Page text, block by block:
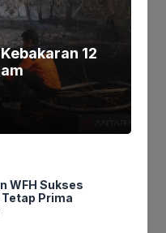
diedit baik
Laporkan!
12
WFH Sukses
Prima